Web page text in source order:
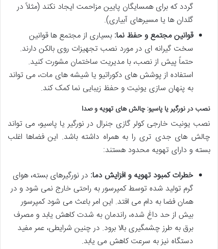
گردد که برای همسایگان پایین مزاحمت ایجاد نکند (مثلاً در
گلدان ها یا مسیرهای آبیاری).
قوانین مجتمع و حفظ نما: بسیاری از مجتمع ها قوانین
سخت گیرانه ای در مورد نصب تجهیزات روی بالکن دارند.
حتماً پیش از نصب، با مدیریت ساختمان مشورت کنید.
استفاده از پوشش های دکوراتیو یا شیشه های مات، می تواند
به پنهان سازی یونیت و حفظ زیبایی نما کمک کند.
نصب در نورگیر یا پاسیو: چالش های تهویه و صدا
نصب یونیت خارجی کولر گازی جنرال در نورگیر یا پاسیو، می تواند
چالش های جدی تری را به همراه داشته باشد. این فضاها اغلب
بسته و دارای تهویه محدود هستند:
خطرات کمبود تهویه و افزایش دما: در نورگیرهای بسته، هوای
گرم تولید شده توسط کمپرسور به راحتی خارج نمی شود و در
همان فضا به دام می افتد. این امر باعث می شود کمپرسور
بیش از حد داغ شده، راندمان به شدت کاهش یابد و مصرف
برق به طرز چشمگیری بالا برود. در چنین شرایطی، عمر مفید
دستگاه نیز به سرعت کاهش می یابد.